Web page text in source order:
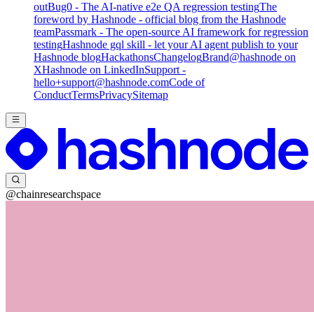
outBug0 - The AI-native e2e QA regression testingThe
foreword by Hashnode - official blog from the Hashnode
teamPassmark - The open-source AI framework for regression
testingHashnode gql skill - let your AI agent publish to your
Hashnode blogHackathonsChangelogBrand@hashnode on
XHashnode on LinkedInSupport -
hello+support@hashnode.comCode of
ConductTermsPrivacySitemap
@chainresearchspace